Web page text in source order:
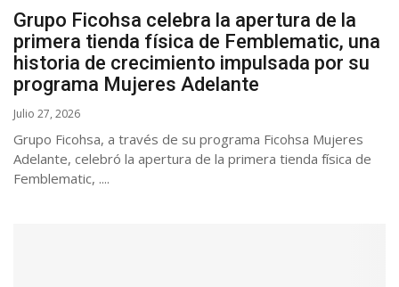
Grupo Ficohsa celebra la apertura de la
primera tienda física de Femblematic, una
historia de crecimiento impulsada por su
programa Mujeres Adelante
Julio 27, 2026
Grupo Ficohsa, a través de su programa Ficohsa Mujeres
Adelante, celebró la apertura de la primera tienda física de
Femblematic, ....